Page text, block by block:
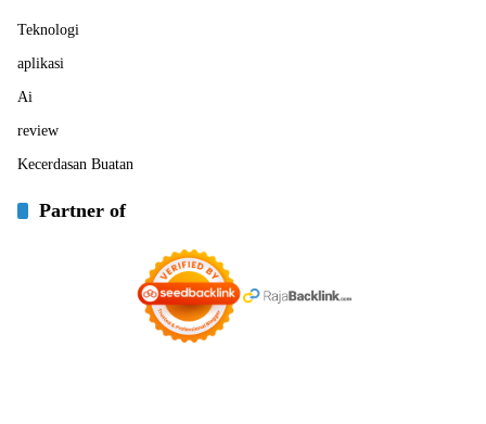
Teknologi
aplikasi
Ai
review
Kecerdasan Buatan
Partner of